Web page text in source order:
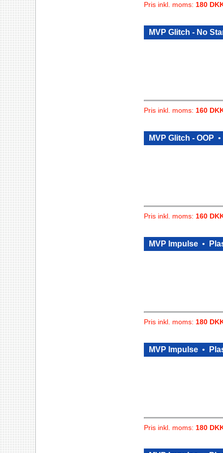
Pris inkl. moms: 180
MVP Glitch - No
Pris inkl. moms: 160
MVP Glitch - OOP
Pris inkl. moms: 160
MVP Impulse •
Pris inkl. moms: 180
MVP Impulse •
Pris inkl. moms: 180